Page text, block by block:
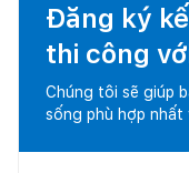
Đăng ký
thi công
Chúng tôi sẽ giúp
sống phù hợp nhất